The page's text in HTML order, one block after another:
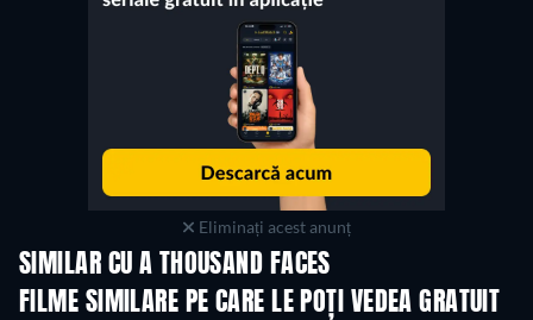
Eliminați acest anunț
SIMILAR CU A THOUSAND FACES
FILME SIMILARE PE CARE LE POȚI VEDEA GRATUIT